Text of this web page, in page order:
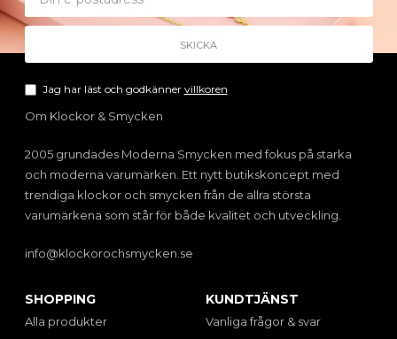
Jag har läst och godkänner villkoren
Om Klockor & Smycken
2005 grundades Moderna Smycken med fokus på starka
och moderna varumärken. Ett nytt butikskoncept med
trendiga klockor och smycken från de allra största
varumärkena som står för både kvalitet och utveckling.
info@klockorochsmycken.se
SHOPPING
Alla produkter
KUNDTJÄNST
Vanliga frågor & svar